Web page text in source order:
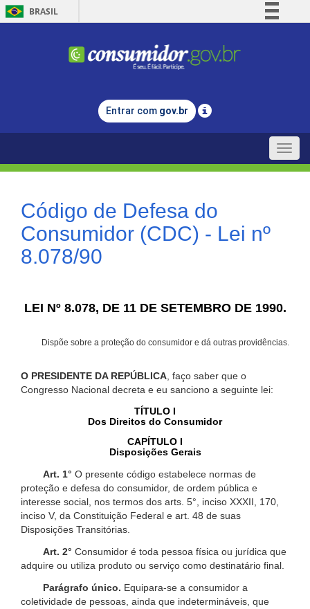
BRASIL
Comunica BR
Legislação
Entrar com gov.br
Toggle
Código de Defesa do
Consumidor (CDC) - Lei nº
8.078/90
LEI Nº 8.078, DE 11 DE SETEMBRO DE 1990.
Dispõe sobre a proteção do consumidor e dá outras providências.
O PRESIDENTE DA REPÚBLICA , faço saber que o
Congresso Nacional decreta e eu sanciono a seguinte lei:
TÍTULO I
Dos Direitos do Consumidor
CAPÍTULO I
Disposições Gerais
Art. 1° O presente código estabelece normas de
proteção e defesa do consumidor, de ordem pública e
interesse social, nos termos dos arts. 5°, inciso XXXII, 170,
inciso V, da Constituição Federal e art. 48 de suas
Disposições Transitórias.
Art. 2° Consumidor é toda pessoa física ou jurídica que
adquire ou utiliza produto ou serviço como destinatário final.
Parágrafo único. Equipara-se a consumidor a
coletividade de pessoas, ainda que indetermináveis, que